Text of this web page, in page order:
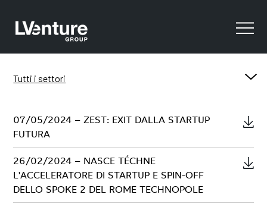
Tutti i settori
In evidenza
Comunicati Stampa Finanziari
Risultati finanziari
Sostenibilità
Company Presentation
07/05/2024 – ZEST: EXIT DALLA STARTUP
FUTURA
26/02/2024 – NASCE TÉCHNE
L'ACCELERATORE DI STARTUP E SPIN-OFF
DELLO SPOKE 2 DEL ROME TECHNOPOLE